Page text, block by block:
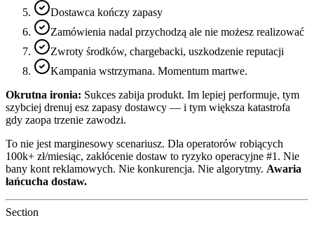
Dostawca kończy zapasy
Zamówienia nadal przychodzą ale nie możesz realizować
Zwroty środków, chargebacki, uszkodzenie reputacji
Kampania wstrzymana. Momentum martwe.
Okrutna ironia: Sukces zabija produkt. Im lepiej performuje, tym
szybciej drenuj esz zapasy dostawcy — i tym większa katastrofa
gdy zaopa trzenie zawodzi.
To nie jest marginesowy scenariusz. Dla operatorów robiących
100k+ zł/miesiąc, zakłócenie dostaw to ryzyko operacyjne #1. Nie
bany kont reklamowych. Nie konkurencja. Nie algorytmy. Awaria
łańcucha dostaw.
Section